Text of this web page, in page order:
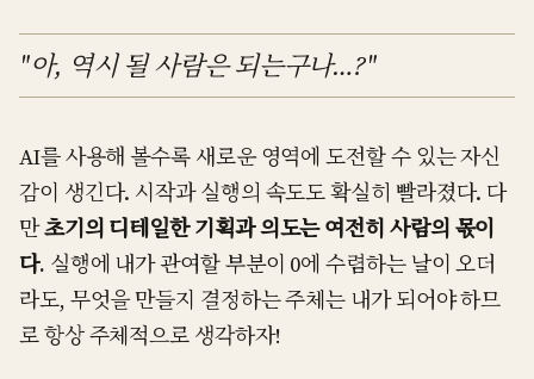
"아, 역시 될 사람은 되는구나…?"
AI를 사용해 볼수록 새로운 영역에 도전할 수 있는 자신
감이 생긴다. 시작과 실행의 속도도 확실히 빨라졌다. 다
만초기의 디테일한 기획과 의도는 여전히 사람의 몫이
다. 실행에 내가 관여할 부분이 0에 수렴하는 날이 오더
라도, 무엇을 만들지 결정하는 주체는 내가 되어야 하므
로 항상 주체적으로 생각하자!